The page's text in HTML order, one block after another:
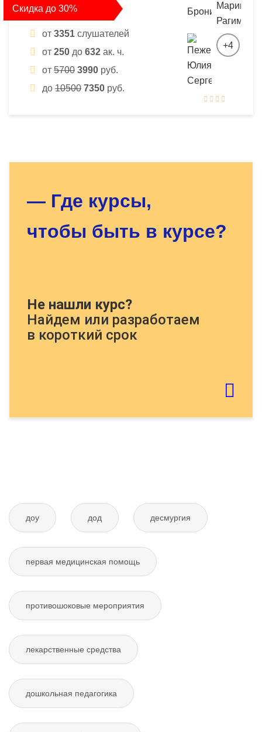
Скидка до 30%
от 3351 слушателей
от 250 до 632 ак. ч.
от 5700 3990 руб.
до 10500 7350 руб.
+4
— Где курсы,
чтобы быть в курсе?
Не нашли курс?
Найдем или разработаем
в короткий срок
для Вас нужный курс!
доу дод десмургия
первая медицинская помощь
противошоковые мероприятия
лекарственные средства
дошкольная педагогика